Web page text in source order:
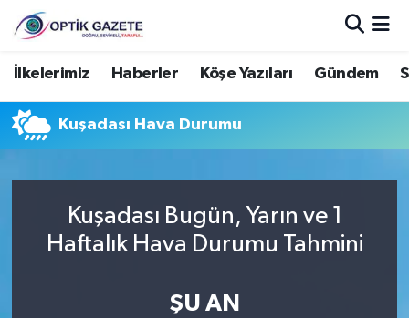
İlkelerimiz Haberler Köşe Yazıları Gündem
Kuşadası Hava Durumu
Kuşadası Bugün, Yarın ve 1
Haftalık Hava Durumu Tahmini
ŞU AN
Nöbetçi Eczaneler
Hava Durumu
Trafik Durumu
Süper Lig Puan Durumu ve Fikstür